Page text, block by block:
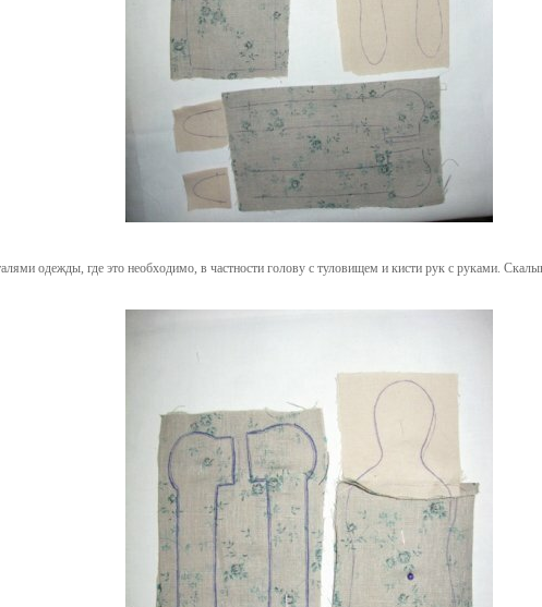
одежды, где это необходимо, в частности голову с туловищем и кисти рук с руками.